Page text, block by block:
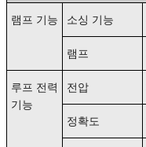
램프 기능 소싱 기능
램프
루프 전력
기능
전압
정확도